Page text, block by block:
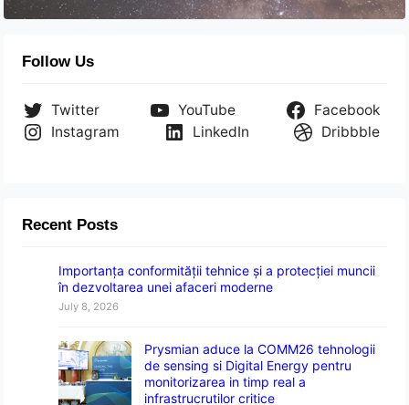
Follow Us
Twitter YouTube
Facebook
Instagram
LinkedIn Dribbble
Recent Posts
Importanța conformității tehnice și a protecției muncii
în dezvoltarea unei afaceri moderne
July 8, 2026
Prysmian aduce la COMM26 tehnologii
de sensing si Digital Energy pentru
monitorizarea in timp real a
infrastrucrutilor critice